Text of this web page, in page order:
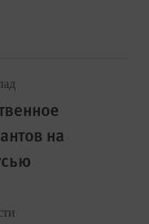
на